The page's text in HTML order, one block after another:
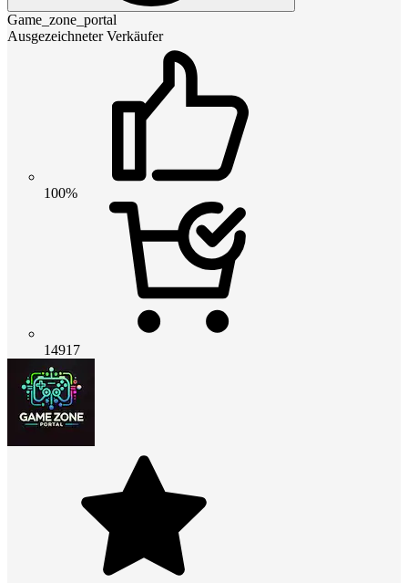
Game_zone_portal
Ausgezeichneter Verkäufer
100%
14917